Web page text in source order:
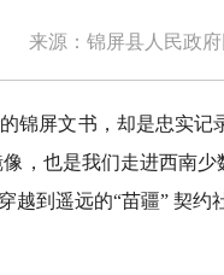
来源：锦屏县人民政府
屏文书，却是忠实记
，也是我们走进西南
越到遥远的“苗疆” 契约